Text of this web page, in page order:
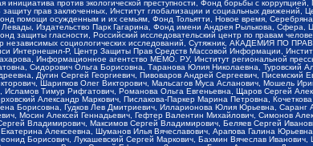
против экологической преступности, Фонд борьбы с
прав заключенных, Институт глобализации и социальных
помощи осужденным и их семьям, Фонд Тольятти, Новое время,
Издательство Парк Гагарина, Фонд имени Андрея Рылькова,
гласности, Российский исследовательский центр по правам
независимых социологических исследований, Сутяжник, АКАДЕМИЯ ПО
Интернешнл-Р, Центр Защиты Прав Средств Массовой Информации,
Информационное агентство МЕМО. РУ, Институт региональной
Сидорович Ольга Борисовна, Таранова Юлия Николаевна, Туровский
Дугин Сергей Георгиевич, Пивоваров Андрей Сергеевич, Писемский
Шарипков Олег Викторович, Мальсагов Муса Асланович, Мошель
Тимур Рифгатович, Романова Ольга Евгеньевна, Щаров Сергей
Александр Маркович, Пислакова-Паркер Марина Петровна,
Борисовна, Гудков Лев Дмитриевич, Илларионова Юлия Юрьевна,
Мосин Алексей Геннадьевич, Гефтер Валентин Михайлович, Симонов
Владимирович, Максимов Сергей Владимирович, Беляев Сергей
Алексеевна, Шуманов Илья Вячеславович, Арапова Галина
Борисович, Лукашевский Сергей Маркович, Бахмин Вячеслав